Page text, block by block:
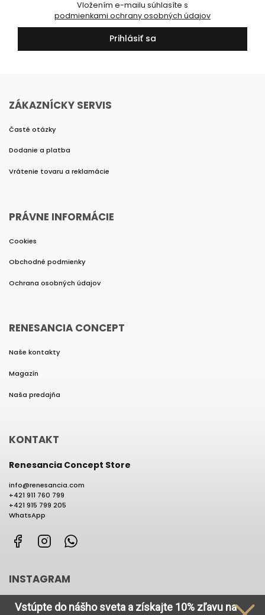
podmienkami ochrany osobných údajov
Prihlásiť sa
ZÁKAZNÍCKY SERVIS
Časté otázky
Dodanie a platba
Vrátenie tovaru a reklamácie
PRÁVNE INFORMÁCIE
Cookies
Obchodné podmienky
Ochrana osobných údajov
RENESANCIA CONCEPT
Naše kontakty
Magazín
Naša predajňa
KONTAKT
Renesancia Concept Store
info@renesancia.com
+421 911 760 799
+421 915 799 205
WhatsApp
FacebookInstagram
INSTAGRAM
Vstúpte do nášho sveta a získajte 10% zľavu na